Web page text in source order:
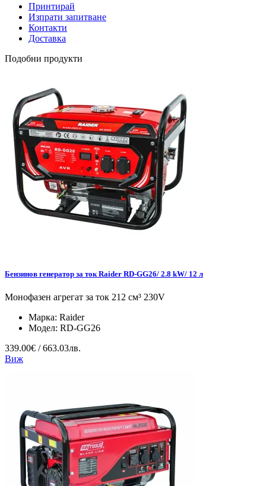
Принтирай
Изпрати запитване
Контакти
Доставка
Подобни продукти
Бензинов генератор за ток Raider RD-GG26/ 2.8 kW/ 12 л
Монофазен агрегат за ток 212 см³ 230V
Марка: Raider
Модел: RD-GG26
339.00€ / 663.03лв.
Виж